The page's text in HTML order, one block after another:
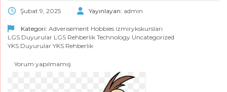
Şubat 9, 2025 Yayınlayan: admin
Kategori: Adverisement Hobbies izmirykskursları
LGS Duyurular LGS Rehberlik Technology Uncategorized
YKS Duyurular YKS Rehberlik
Yorum yapılmamış